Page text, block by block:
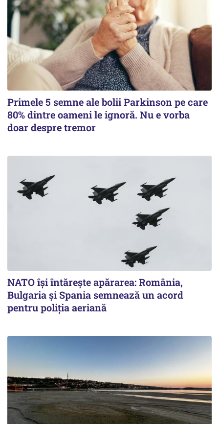
Primele 5 semne ale bolii Parkinson pe care
80% dintre oameni le ignoră. Nu e vorba
doar despre tremor
NATO își întărește apărarea: România,
Bulgaria și Spania semnează un acord
pentru poliția aeriană